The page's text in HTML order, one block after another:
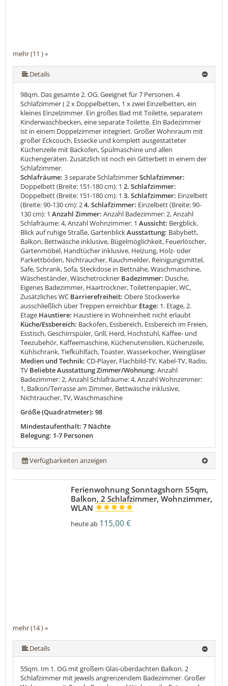
mehr (11 ) »
mehr (11 ) »
mehr (11 ) »
mehr (11 ) »
mehr (11 ) »
mehr (11 ) »
mehr (11 ) »
mehr (11 ) »
Details
98qm. Das gesamte 2. OG. Geeignet für 7 Personen. 4
Schlafzimmer ( 2 x Doppelbetten, 1 x zwei Einzelbetten, ein
kleines Einzelzimmer. Ein großes Bad mit Toilette, separatem
Kinderwaschbecken, eine separate Toilette. Ein Badezimmer
ist in einem Doppelzimmer integriert. Großer Wohnraum mit
großer Eckcouch, Essecke und komplett ausgestatteter
Küchenzeile mit Backofen, Spülmaschine und allen
Küchengeräten. Zusätzlich ist noch ein Gitterbett in einem der
Schlafzimmer.
Schlafräume: 3 separate SchlafzimmerSchlafzimmer:
Doppelbett (Breite: 151-180 cm): 1 2. Schlafzimmer:
Doppelbett (Breite: 151-180 cm): 1 3. Schlafzimmer: Einzelbett
(Breite: 90-130 cm): 24. Schlafzimmer: Einzelbett (Breite: 90-
130 cm): 1 Anzahl Zimmer: Anzahl Badezimmer: 2, Anzahl
Schlafräume: 4, Anzahl Wohnzimmer: 1 Aussicht: Bergblick,
Blick auf ruhige Straße, GartenblickAusstattung: Babybett,
Balkon, Bettwäsche inklusive, Bügelmöglichkeit, Feuerlöscher,
Gartenmöbel, Handtücher inklusive, Heizung, Holz- oder
Parkettböden, Nichtraucher, Rauchmelder, Reinigungsmittel,
Safe, Schrank, Sofa, Steckdose in Bettnähe, Waschmaschine,
Wäscheständer, Wäschetrockner Badezimmer: Dusche,
Eigenes Badezimmer, Haartrockner, Toilettenpapier, WC,
Zusätzliches WC Barrierefreiheit: Obere Stockwerke
ausschließlich über Treppen erreichbar Etage: 1. Etage, 2.
Etage Haustiere: Haustiere in Wohneinheit nicht erlaubt
Küche/Essbereich: Backofen, Essbereich, Essbereich im Freien,
Esstisch, Geschirrspüler, Grill, Herd, Hochstuhl, Kaffee- und
Teezubehör, Kaffeemaschine, Küchenutensilien, Küchenzeile,
Kühlschrank, Tiefkühlfach, Toaster, Wasserkocher, Weingläser
Medien und Technik: CD-Player, Flachbild-TV, Kabel-TV, Radio,
TV Beliebte Ausstattung Zimmer/Wohnung: Anzahl
Badezimmer: 2, Anzahl Schlafräume: 4, Anzahl Wohnzimmer:
1, Balkon/Terrasse am Zimmer, Bettwäsche inklusive,
Nichtraucher, TV, Waschmaschine
Größe (Quadratmeter): 98
Mindestaufenthalt: 7 Nächte
Belegung: 1-7 Personen
Verfügbarkeiten anzeigen
mehr (14 ) »
mehr (14 ) »
mehr (14 ) »
mehr (14 ) »
mehr (14 ) »
mehr (14 ) »
mehr (14 ) »
mehr (14 ) »
mehr (14 ) »
mehr (14 ) »
mehr (14 ) »
Ferienwohnung Sonntagshorn 55qm,
Balkon, 2 Schlafzimmer, Wohnzimmer,
WLAN
heute ab 115,00 €
Details
55qm. Im 1. OG mit großem Glas-überdachten Balkon. 2
Schlafzimmer mit jeweils angrenzendem Badezimmer. Großer